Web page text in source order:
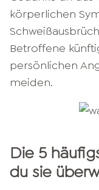
körperlichen
Betroffene
persönlichen
meiden.
Die 5
du sie